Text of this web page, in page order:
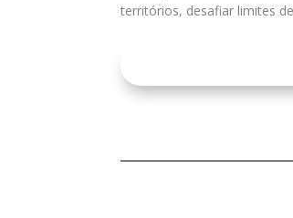
territórios, desafiar limites